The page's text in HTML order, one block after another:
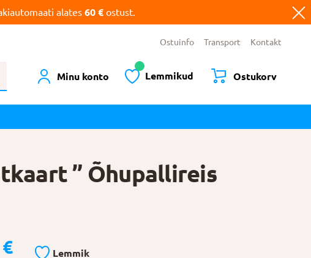
alates 60 € ostust.
Ostuinfo Transport Kontakt
Minu konto Lemmikud Ostukorv
” Õhupallireis
€ Lemmik